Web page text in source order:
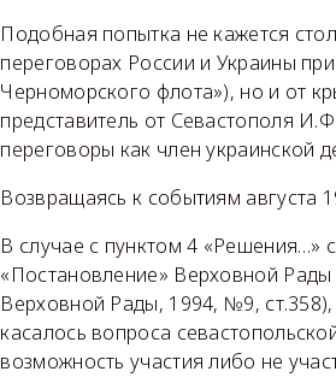
Подобная попытка не кажется
переговорах России и Украины
Черноморского флота»), но и от
представитель от Севастополя
переговоры как член украинской
Возвращаясь к событиям августа
В случае с пунктом 4 «Решения…»
«Постановление» Верховной
Верховной Рады, 1994, №9,
касалось вопроса
возможность участия либо не